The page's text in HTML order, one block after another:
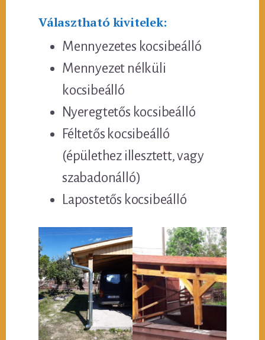
Választható kivitelek:
Mennyezetes kocsibeálló
Mennyezet nélküli
kocsibeálló
Nyeregtetős kocsibeálló
Féltetős kocsibeálló
(épülethez illesztett, vagy
szabadonálló)
Lapostetős kocsibeálló